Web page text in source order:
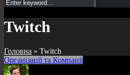
Twitch
Головна » Twitch
Організації та Компанії